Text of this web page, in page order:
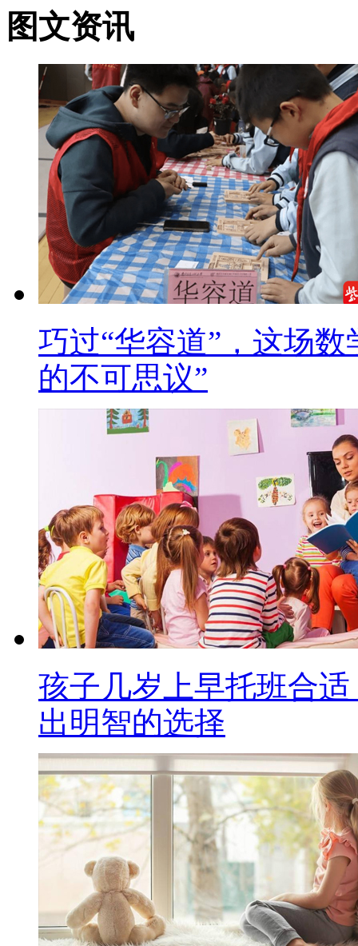
图文资讯
巧过“华容道”，这场
的不可思议”
孩子几岁上早托班合
出明智的选择